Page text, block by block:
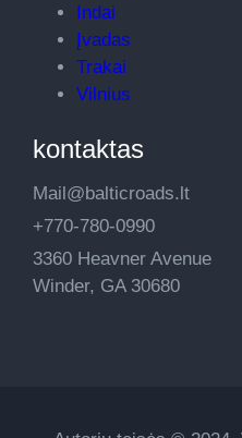
Indai
Įvadas
Trakai
Vilnius
kontaktas
Mail@balticroads.lt
+770-780-0990
3360 Heavner Avenue
Winder, GA 30680